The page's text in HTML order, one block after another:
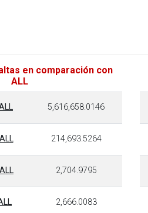
en comparación con
ALL
5,616,658.0146
214,693.5264
2,704.9795
2,666.0083